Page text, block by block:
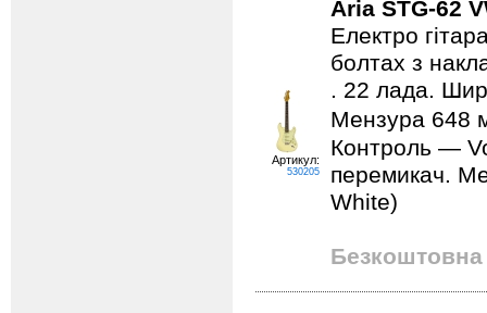
Артикул:
530205
Aria STG-62
Електро
болтах з
. 22 лада.
Мензура 648
Контроль —
перемикач.
White)
Безкоштовна